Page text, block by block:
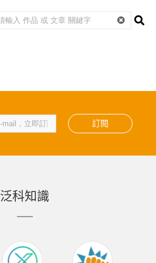
訂閱
泛科知識